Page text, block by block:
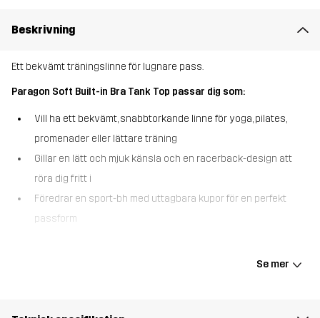
Beskrivning
Ett bekvämt träningslinne för lugnare pass.
Paragon Soft Built-in Bra Tank Top passar dig som:
Vill ha ett bekvämt, snabbtorkande linne för yoga, pilates,
promenader eller lättare träning
Gillar en lätt och mjuk känsla och en racerback-design att
röra dig fritt i
Föredrar en sport-bh med uttagbara kupor för en perfekt
passform
och träning i ett lugnare tempo. Det mjuka, stretchiga materialet
rörelse och den inbyggda sport-bhn med uttagbara kupor ger ett
Se mer